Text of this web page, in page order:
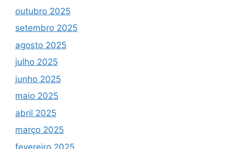
outubro 2025
setembro 2025
agosto 2025
julho 2025
junho 2025
maio 2025
abril 2025
março 2025
fevereiro 2025